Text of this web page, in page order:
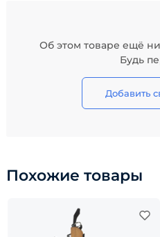
Об этом товаре ещё
Будь
Добавить
Похожие товары